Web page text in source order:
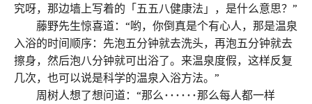
究呀，那边墙上写着的「五五八健康法」，是什么意思？”
藤野先生惊喜道：“哟，你倒真是个有心人，那是温泉
入浴的时间顺序：先泡五分钟就去洗头，再泡五分钟就去
擦身，然后泡八分钟就可出浴了。来温泉度假，这样反复
几次，也可以说是科学的温泉入浴方法。”
周树人想了想问道：“那么･･････那么每人都一样